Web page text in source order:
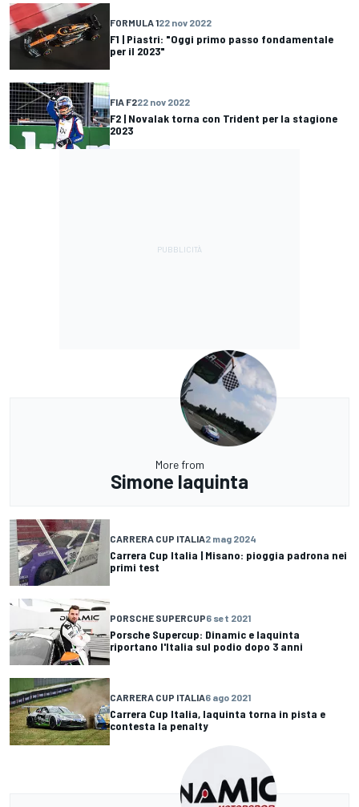
FORMULA 122 nov 2022
F1 | Piastri: "Oggi primo passo fondamentale
per il 2023"
FIA F222 nov 2022
F2 | Novalak torna con Trident per la stagione
2023
More from
Simone Iaquinta
CARRERA CUP ITALIA2 mag 2024
Carrera Cup Italia | Misano: pioggia padrona nei
primi test
PORSCHE SUPERCUP6 set 2021
Porsche Supercup: Dinamic e Iaquinta
riportano l'Italia sul podio dopo 3 anni
CARRERA CUP ITALIA6 ago 2021
Carrera Cup Italia, Iaquinta torna in pista e
contesta la penalty